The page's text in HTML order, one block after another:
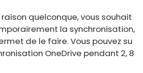
raison quelconque, vous souhait
la synchronisation,
de le faire. Vous pouvez su
OneDrive pendant 2, 8